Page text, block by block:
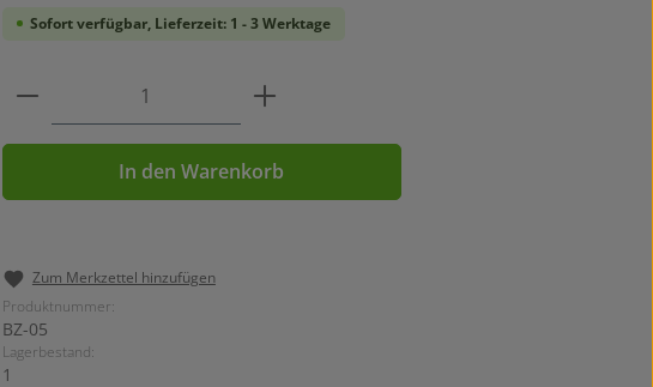
Sofort verfügbar, Lieferzeit: 1 - 3 Werktage
Produkt Anzahl: Gib den gewünschten Wert
In den Warenkorb
Zum Merkzettel hinzufügen
Produktnummer:
BZ-05
Lagerbestand:
1